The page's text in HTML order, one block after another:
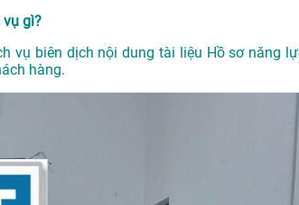
gì?
vụ biên dịch nội dung tài liệu Hồ sơ năng
hàng.